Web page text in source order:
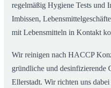
regelmäßig Hygiene Tests und
Imbissen,
mit Lebensmitteln in Kontakt
Wir reinigen nach HACCP
gründliche und desinfizierende
Ellerstadt. Wir richten uns